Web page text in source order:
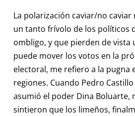
La polarización caviar/no caviar
un tanto frívolo de los políticos
ombligo, y que pierden de vista
puede mover los votos en la
electoral, me refiero a la pugna
regiones. Cuando Pedro
asumió el poder Dina Boluarte,
sintieron que los limeños,